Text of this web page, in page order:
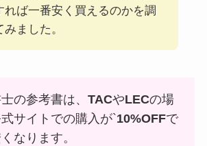
れば一番安く買えるのかを調
みました。
の参考書は、TACやLECの場
サイトでの購入が`10%OFFで
なります。